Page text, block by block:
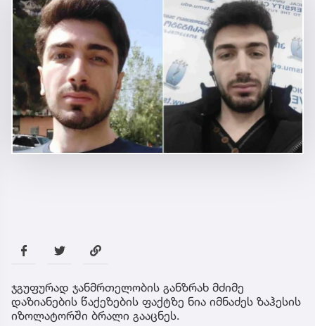
ჯგუფურად ჯანმრთელობის განზრახ მძიმე
დაზიანების წაქეზების ფაქტზე ნია იმნაძეს ზაჰესის
იზოლატორში ბრალი გააცნეს.